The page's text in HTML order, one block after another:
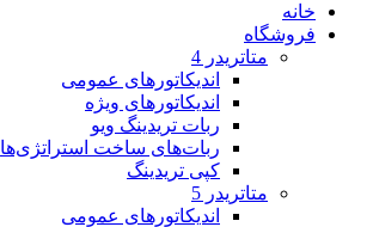
خانه
فروشگاه
متاتريدر 4
اندیکاتورهای عمومی
اندیکاتورهای ویژه
ربات تریدینگ ویو
ربات‌های ساخت استراتژی‌ها
کپی تریدینگ
متاتريدر 5
اندیکاتورهای عمومی